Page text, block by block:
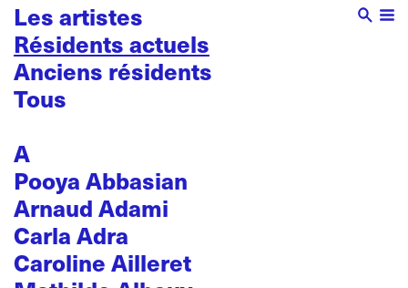
Les artistes
Résidents actuels
Anciens résidents
Tous
A
Pooya Abbasian
Arnaud Adami
Carla Adra
Caroline Ailleret